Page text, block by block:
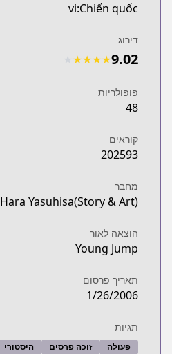
vi:Chiến quốc
דירוג
9.02
★
★
★
★
פופולריות
48
קוראים
202593
מחבר
Hara Yasuhisa(Story & Art)
הוצאה לאור
Young Jump
תאריך פרסום
1/26/2006
תגיות
פעולה זוכה פרסים היסטורי